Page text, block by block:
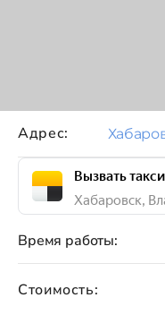
Стоимость:
Время работы:
Адрес:
Вызвать такси